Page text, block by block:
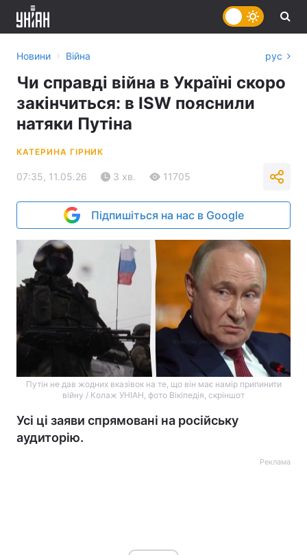
Новини › Війна рус
Чи справді війна в Україні скоро
закінчиться: в ISW пояснили
натяки Путіна
КАТЕРИНА ГІРНИК
07:35, 11.05.26 3 хв. 11705
Підпишіться на нас в Google
Путін не дав жодних вказівок на те, що він має намір припинити
війну / Колаж УНІАН, фото Вікіпедія, скріншот
Усі ці заяви спрямовані на російську
аудиторію.
Реклама